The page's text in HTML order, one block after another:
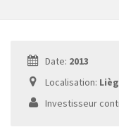
Date: 2013
Localisation:
Investisseur